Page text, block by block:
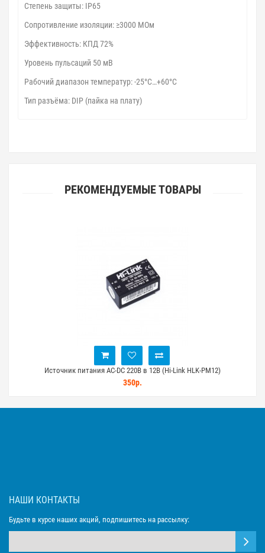
Степень защиты: IP65
Сопротивление изоляции: ≥3000 МОм
Эффективность: КПД 72%
Уровень пульсаций 50 мВ
Рабочий диапазон температур: -25°C…+60°C
Тип разъёма: DIP (пайка на плату)
РЕКОМЕНДУЕМЫЕ ТОВАРЫ
Источник питания AC-DC 220В в 12В (Hi-Link HLK-PM12)
350р.
НАШИ КОНТАКТЫ
Будьте в курсе наших акций, подпишитесь на рассылку: